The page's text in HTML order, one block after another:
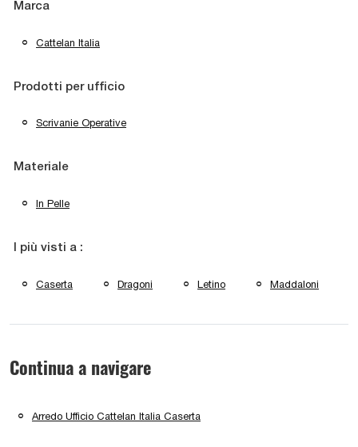
Marca
Cattelan Italia
Prodotti per ufficio
Scrivanie Operative
Materiale
In Pelle
I più visti a :
Caserta Dragoni Letino Maddaloni
Continua a navigare
Arredo Ufficio Cattelan Italia Caserta